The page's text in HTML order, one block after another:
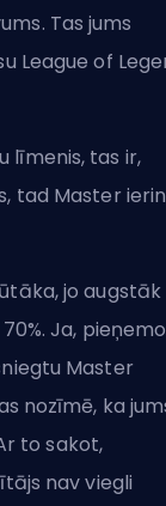
Tas jums
League of
līmenis, tas ir,
tad Master
jo augstāk
Ja,
Master
nozīmē, ka
to sakot,
nav viegli